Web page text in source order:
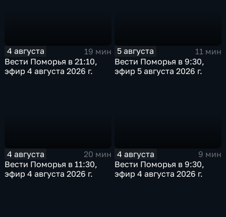
4 августа
19 мин
Вести Поморья в 21:10,
эфир 4 августа 2026 г.
5 августа
11 мин
Вести Поморья в 9:30,
эфир 5 августа 2026 г.
4 августа
20 мин
Вести Поморья в 11:30,
эфир 4 августа 2026 г.
4 августа
9 мин
Вести Поморья в 9:30,
эфир 4 августа 2026 г.